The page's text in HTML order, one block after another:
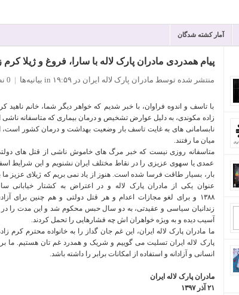
آمار کشته شدگان
پیام همدردی مادران پارک لاله با سارا، فروغ و ژیلا
منتشر شده توسط مادران پارک لاله ایران در ۱۹:۵۹ in بیانیه‌ها | 0 نظر
با تاسف و اندوه فراوان، با خبر شدیم که خواهر دیگر شما، خانم ناهید
زاده مکوندی، به دلیل عوارض تشخیص و درمان بیماری که متاسفانه ناشی
نابسامانی های به غایت تاسف بار وضعیت بهداشت و درمان کشور است،
میان ما رفتند.
متاسفانه روزی نیست که خبر مرگ های خاموش ناشی از قتل های
عمدی یا سهوی عزیزی را در نقاط مختلف ایران نشنویم و این شرایط
بار، بسیار طاقت فرسا شده است.هنوز از یاد نمی بریم که ژیلای عزیز ما
عنوان یکی از مادران پارک لاله و در اعتراض به کشتار خیابانی
۱۳۸۸ و برای لغو مجازات اعدام و هر قتل دولتی و هم چنین برای
زندانیان سیاسی و عقیدتی، به دو سال حبس محکوم شد و این مدت را در
آسیب دیده و به ویژه خواهران اش چه فشارهایی را تحمل کردند.
ما مادران پارک لاله ایران، این غم جان گداز را به خانواده محترم کرم
پارک لاله ایران تسلیت می گوییم و شریک و همدرد غم تان هستیم.ما
انسانی و آزادانه و استفاده از امکانات برابر را داشته باشد.
مادران پارک لاله ایران
۲۱ آذر ۱۳۹۷